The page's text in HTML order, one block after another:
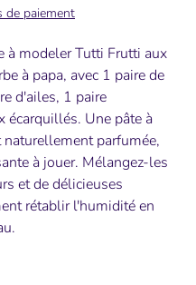
de paiement
à modeler Tutti Frutti aux
à papa, avec 1 paire de
d'ailes, 1 paire
écarquillés. Une pâte à
parfumée,
à jouer. Mélangez-les
et de délicieuses
rétablir l'humidité en